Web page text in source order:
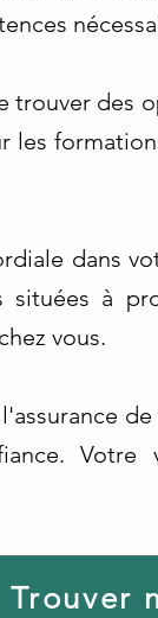
des
les
dans
à
vous.
Votre
Trouver